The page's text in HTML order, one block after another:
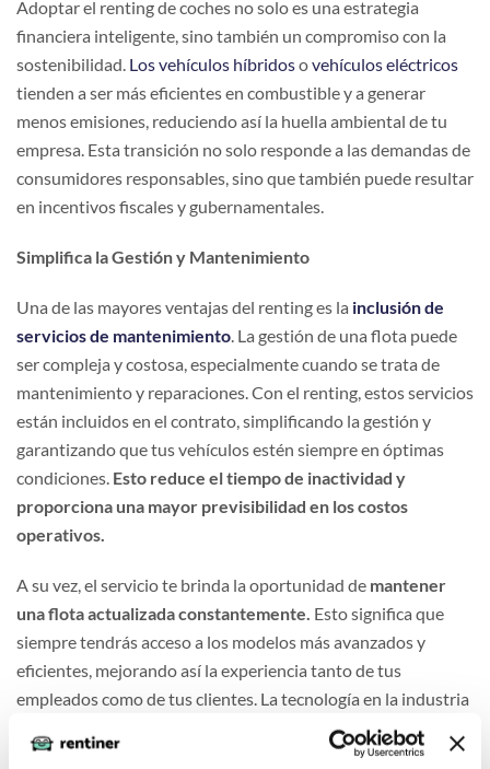
Adoptar el renting de coches no solo es una estrategia
financiera inteligente, sino también un compromiso con la
sostenibilidad. Los vehículos híbridosovehículos eléctricos
tienden a ser más eficientes en combustible y a generar
menos emisiones, reduciendo así la huella ambiental de tu
empresa. Esta transición no solo responde a las demandas de
consumidores responsables, sino que también puede resultar
en incentivos fiscales y gubernamentales.
Simplifica la Gestión y Mantenimiento
Una de las mayores ventajas del renting es la inclusión de
servicios de mantenimiento . La gestión de una flota puede
ser compleja y costosa, especialmente cuando se trata de
mantenimiento y reparaciones. Con el renting, estos servicios
están incluidos en el contrato, simplificando la gestión y
garantizando que tus vehículos estén siempre en óptimas
condiciones. Esto reduce el tiempo de inactividad y
proporciona una mayor previsibilidad en los costos
operativos.
A su vez, el serviciote brinda la oportunidad de mantener
una flota actualizada constantemente. Esto significa que
siempre tendrás acceso a los modelos más avanzados y
eficientes, mejorando así la experiencia tanto de tus
empleados como de tus clientes. La tecnología en la industria
automotriz avanza rápidamente, y el renting te permite
mantenerte a la vanguardia sin tener que preocuparte por la